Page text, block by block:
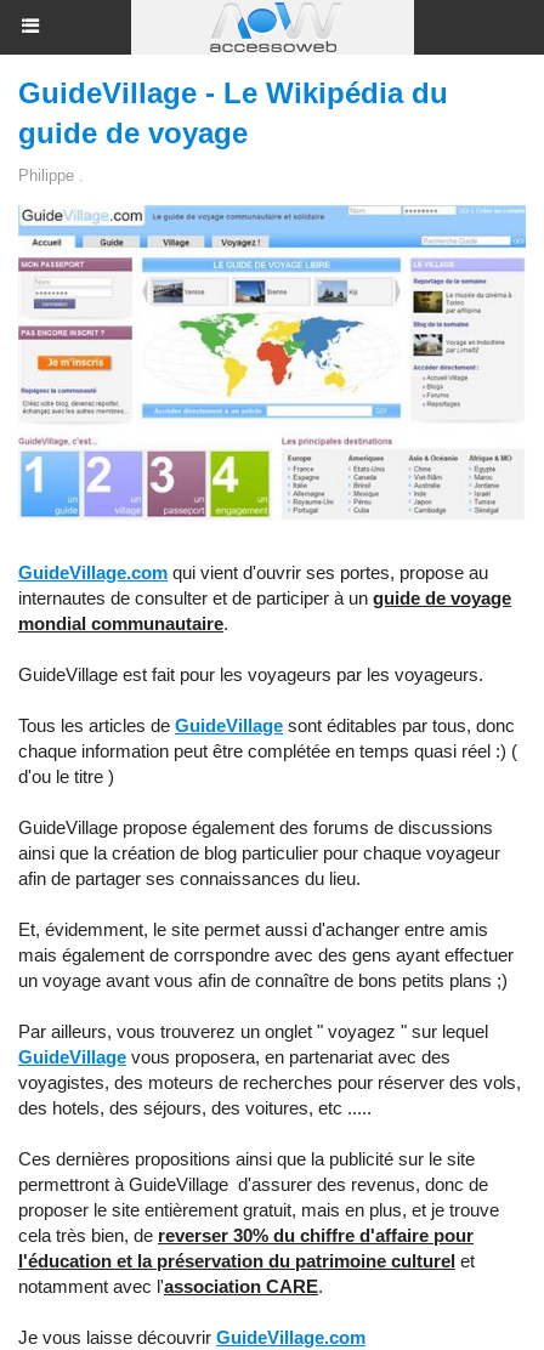
GuideVillage - Le Wikipédia du
guide de voyage
Philippe .
GuideVillage.com qui vient d'ouvrir ses portes, propose au
internautes de consulter et de participer à un guide de voyage
mondial communautaire.
GuideVillage est fait pour les voyageurs par les voyageurs.
Tous les articles de GuideVillage sont éditables par tous, donc
chaque information peut être complétée en temps quasi réel :) (
d'ou le titre )
GuideVillage propose également des forums de discussions
ainsi que la création de blog particulier pour chaque voyageur
afin de partager ses connaissances du lieu.
Et, évidemment, le site permet aussi d'achanger entre amis
mais également de corrspondre avec des gens ayant effectuer
un voyage avant vous afin de connaître de bons petits plans ;)
Par ailleurs, vous trouverez un onglet " voyagez " sur lequel
GuideVillage vous proposera, en partenariat avec des
voyagistes, des moteurs de recherches pour réserver des vols,
des hotels, des séjours, des voitures, etc .....
Ces dernières propositions ainsi que la publicité sur le site
permettront à GuideVillage d'assurer des revenus, donc de
proposer le site entièrement gratuit, mais en plus, et je trouve
cela très bien, de reverser 30% du chiffre d'affaire pour
l'éducation et la préservation du patrimoine culturel et
notamment avec l'association CARE.
Je vous laisse découvrir GuideVillage.com